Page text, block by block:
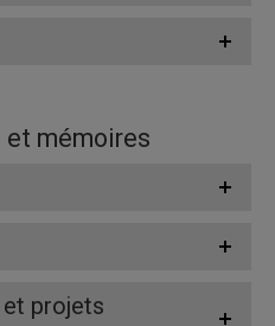
et mémoires
projets